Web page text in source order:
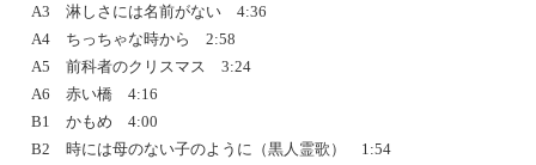
A3 淋しさには名前がない 4:36
A4 ちっちゃな時から 2:58
A5 前科者のクリスマス 3:24
A6 赤い橋 4:16
B1 かもめ 4:00
B2 時には母のない子のように（黒人霊歌） 1:54